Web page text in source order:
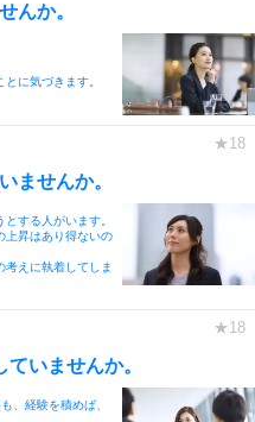
んか。
に気づきます。
ませんか。
する人がいます。
上昇はあり得ないの
考えに執着してしま
いませんか。
、経験を積めば、